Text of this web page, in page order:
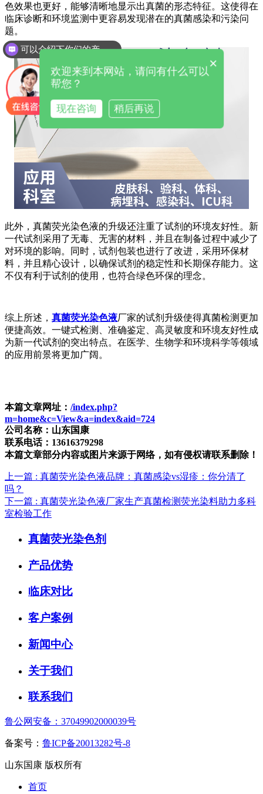
色效果也更好，能够清晰地显示出真菌的形态特征。这使得在
临床诊断和环境监测中更容易发现潜在的真菌感染和污染问
题。
此外，真菌荧光染色液的升级还注重了试剂的环境友好性。新
一代试剂采用了无毒、无害的材料，并且在制备过程中减少了
对环境的影响。同时，试剂包装也进行了改进，采用环保材
料，并且精心设计，以确保试剂的稳定性和长期保存能力。这
不仅有利于试剂的使用，也符合绿色环保的理念。
综上所述， 真菌荧光染色液厂家的试剂升级使得真菌检测更加
便捷高效。一键式检测、准确鉴定、高灵敏度和环境友好性成
为新一代试剂的突出特点。在医学、生物学和环境科学等领域
的应用前景将更加广阔。
本篇文章网址： /index.php?
m=home&c=View&a=index&aid=724
公司名称：山东国康
联系电话：13616379298
本篇文章部分内容或图片来源于网络，如有侵权请联系删除！
上一篇 : 真菌荧光染色液品牌：真菌感染vs湿疹：你分清了
吗？
下一篇 : 真菌荧光染色液厂家生产真菌检测荧光染料助力多科
室检验工作
真菌荧光染色剂
产品优势
临床对比
客户案例
新闻中心
关于我们
联系我们
鲁公网安备：37049902000039号
备案号： 鲁ICP备20013282号-8
山东国康 版权所有
首页
可以介绍下你们的产品么
×
欢迎来到本网站，请问有什么可以
帮您？
现在咨询 稍后再说